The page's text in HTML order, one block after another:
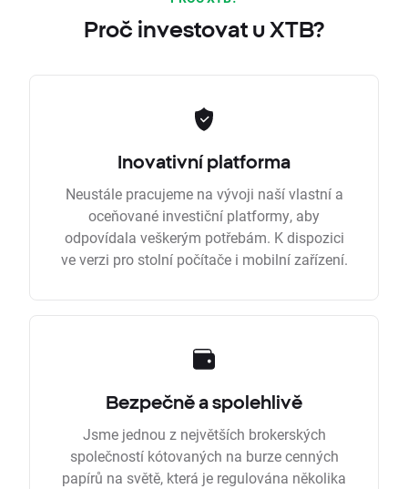
Proč investovat u XTB?
Inovativní platforma
Neustále pracujeme na vývoji naší vlastní a
oceňované investiční platformy, aby
odpovídala veškerým potřebám. K dispozici
ve verzi pro stolní počítače i mobilní zařízení.
Bezpečně a spolehlivě
Jsme jednou z největších brokerských
společností kótovaných na burze cenných
papírů na světě, která je regulována několika